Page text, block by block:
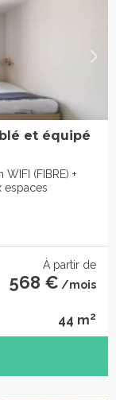
et équipé
(FIBRE) +
espaces
À partir de
568 € /mois
44 m2